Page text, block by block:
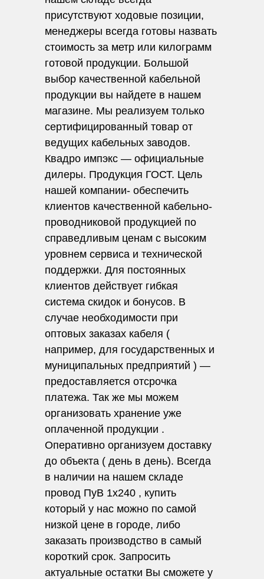
присутствуют ходовые позиции,
менеджеры всегда готовы назвать
стоимость за метр или килограмм
готовой продукции. Большой
выбор качественной кабельной
продукции вы найдете в нашем
магазине. Мы реализуем только
сертифицированный товар от
ведущих кабельных заводов.
Квадро импэкс — официальные
дилеры. Продукция ГОСТ. Цель
нашей компании- обеспечить
клиентов качественной кабельно-
проводниковой продукцией по
справедливым ценам с высоким
уровнем сервиса и технической
поддержки. Для постоянных
клиентов действует гибкая
система скидок и бонусов. В
случае необходимости при
оптовых заказах кабеля (
например, для государственных и
муниципальных предприятий ) —
предоставляется отсрочка
платежа. Так же мы можем
организовать хранение уже
оплаченной продукции .
Оперативно организуем доставку
до объекта ( день в день). Всегда
в наличии на нашем складе
провод ПуВ 1х240 , купить
который у нас можно по самой
низкой цене в городе, либо
заказать производство в самый
короткий срок. Запросить
актуальные остатки Вы сможете у